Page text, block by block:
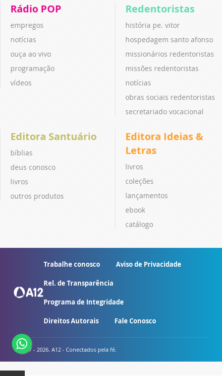
Rádio POP
empregos
notícias
ouça ao vivo
programação
vídeos
Redentoristas
história pe. vitor
hospedagem santo afonso
missionários redentoristas
missões redentoristas
notícias
obras sociais redentoristas
secretariado vocacional
Editora Santuário
bíblias
deus conosco
livros
outros produtos
Editora Ideias &
Letras
livros
coleções
lançamentos
ebook
catálogo
Trabalhe conosco Aviso de Privacidade
Rel. de Transparência
Programa de Integridade
Direitos Autorais Fale Conosco
© 2007 - 2026. A12 - Conectados pela fé.